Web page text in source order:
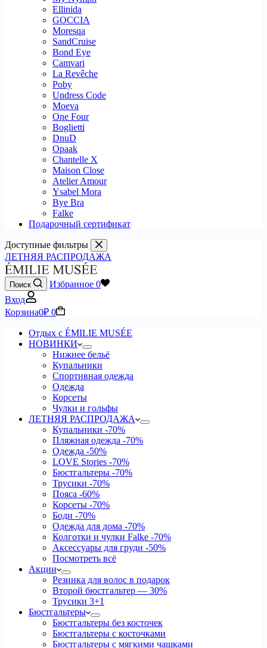
Ellinida
GOCCIA
Moresqa
SandCruise
Bond Eye
Camvari
La Revêche
Poby
Undress Code
Moeva
One Four
Boglietti
DnuD
Opaak
Chantelle X
Maison Close
Atelier Amour
Ysabel Mora
Bye Bra
Falke
Подарочный сертификат
Доступные фильтры
ЛЕТНЯЯ РАСПРОДАЖА
Поиск Избранное 0
Вход
Корзина0₽ 0
Отдых с ÉMILIE MUSÉE
НОВИНКИ
Нижнее бельё
Купальники
Спортивная одежда
Одежда
Корсеты
Чулки и гольфы
ЛЕТНЯЯ РАСПРОДАЖА
Купальники -70%
Пляжная одежда -70%
Одежда -50%
LOVE Stories -70%
Бюстгальтеры -70%
Трусики -70%
Пояса -60%
Корсеты -70%
Боди -70%
Одежда для дома -70%
Колготки и чулки Falke -70%
Аксессуары для груди -50%
Посмотреть всё
Акции
Резинка для волос в подарок
Второй бюстгальтер — 30%
Трусики 3+1
Бюстгальтеры
Бюстгальтеры без косточек
Бюстгальтеры с косточками
Бюстгальтеры с мягкими чашками